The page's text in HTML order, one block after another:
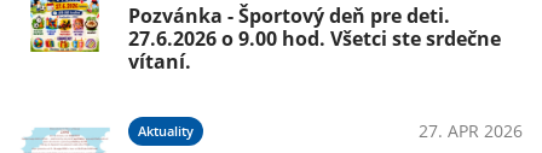
Pozvánka - Športový deň pre deti.
27.6.2026 o 9.00 hod. Všetci ste srdečne
vítaní.
Aktuality 27. APR 2026